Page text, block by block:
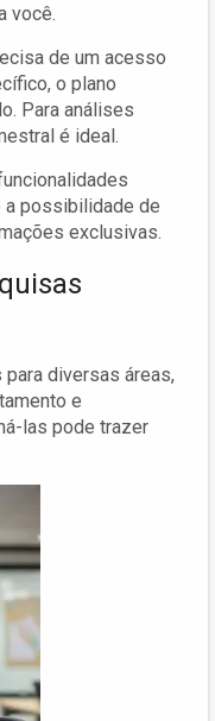
você.
de um acesso
o plano
Para análises
é ideal.
a possibilidade de
exclusivas.
diversas áreas,
e
las pode trazer